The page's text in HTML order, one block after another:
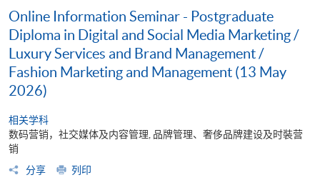
Online Information Seminar - Postgraduate
Diploma in Digital and Social Media Marketing /
Luxury Services and Brand Management /
Fashion Marketing and Management (13 May
2026)
相关学科
数码营销，社交媒体及内容管理, 品牌管理、奢侈品牌建设及时裝营
销
分享
列印